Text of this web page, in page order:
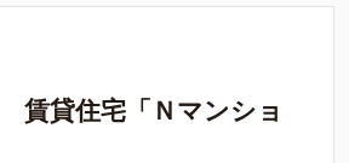
賃貸住宅「Ｎマンショ